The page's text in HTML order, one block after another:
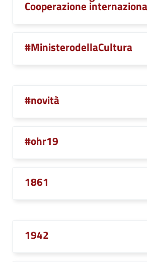
Cooperazione
#MinisterodellaCultura
#novità
#ohr19
1861
1942